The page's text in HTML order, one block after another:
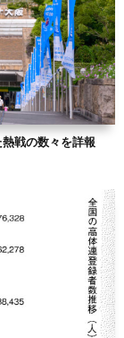
戦の数々を詳報